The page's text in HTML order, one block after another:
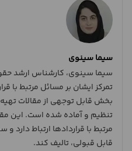
سیما سینوی
سیما سینوی، کارشناس ارشد
تمرکز ایشان بر مسائل مرتبط با
بخش قابل توجهی از مقالات
تنظیم و آماده شده است. این
مرتبط با قراردادها ارتباط دارد
قابل قبولی، تالیف کند.